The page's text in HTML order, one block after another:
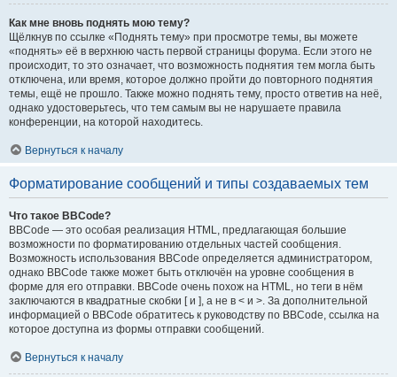
Как мне вновь поднять мою тему?
Щёлкнув по ссылке «Поднять тему» при просмотре темы, вы можете
«поднять» её в верхнюю часть первой страницы форума. Если этого не
происходит, то это означает, что возможность поднятия тем могла быть
отключена, или время, которое должно пройти до повторного поднятия
темы, ещё не прошло. Также можно поднять тему, просто ответив на неё,
однако удостоверьтесь, что тем самым вы не нарушаете правила
конференции, на которой находитесь.
Вернуться к началу
Форматирование сообщений и типы создаваемых тем
Что такое BBCode?
BBCode — это особая реализация HTML, предлагающая большие
возможности по форматированию отдельных частей сообщения.
Возможность использования BBCode определяется администратором,
однако BBCode также может быть отключён на уровне сообщения в
форме для его отправки. BBCode очень похож на HTML, но теги в нём
заключаются в квадратные скобки [ и ], а не в < и >. За дополнительной
информацией о BBCode обратитесь к руководству по BBCode, ссылка на
которое доступна из формы отправки сообщений.
Вернуться к началу